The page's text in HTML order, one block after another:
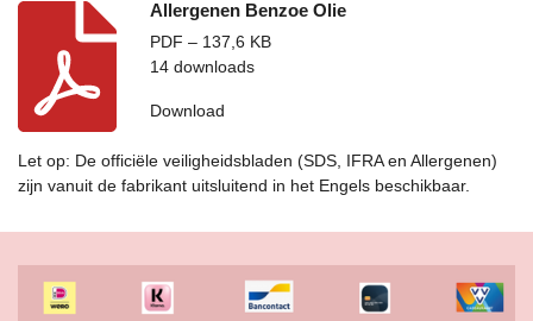
Allergenen Benzoe Olie
PDF – 137,6 KB
14 downloads
Download
Let op: De officiële veiligheidsbladen (SDS, IFRA en Allergenen)
zijn vanuit de fabrikant uitsluitend in het Engels beschikbaar.